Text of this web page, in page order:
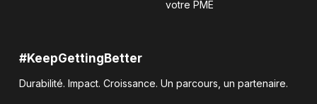
votre PME
#KeepGettingBetter
Durabilité. Impact. Croissance. Un parcours, un partenaire.